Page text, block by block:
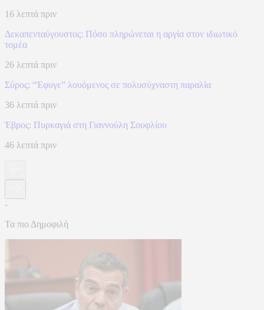
16 λεπτά πριν
Δεκαπενταύγουστος: Πόσο πληρώνεται η αργία στον ιδιωτικό
τομέα
26 λεπτά πριν
Σύρος: “Έφυγε” λουόμενος σε πολυσύχναστη παραλία
36 λεπτά πριν
Έβρος: Πυρκαγιά στη Γιαννούλη Σουφλίου
46 λεπτά πριν
-
Τα πιο Δημοφιλή